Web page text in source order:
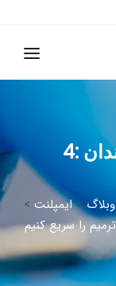
زمان جوش خوردن ایمپلنت دندان :4
وبلاگ>ایمپلنت >